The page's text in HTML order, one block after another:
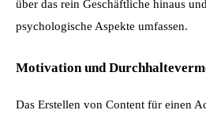
über das rein Geschäftliche hinaus
psychologische Aspekte umfassen.
Motivation und
Das Erstellen von Content für einen